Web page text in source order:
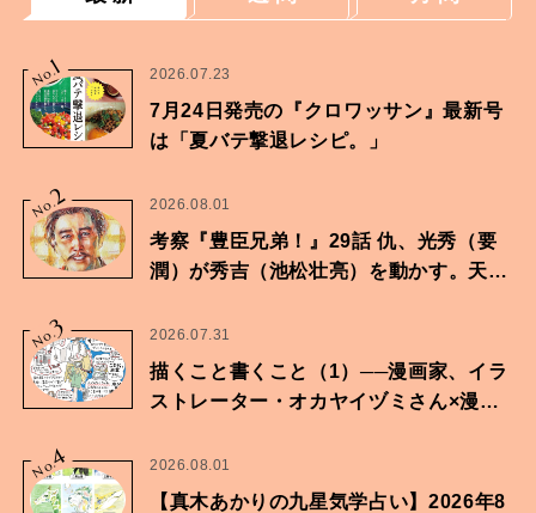
No.
1 2026.07.23
7月24日発売の『クロワッサン』最新号
は「夏バテ撃退レシピ。」
No.2 2026.08.01
考察『豊臣兄弟！』29話 仇、光秀（要
潤）が秀吉（池松壮亮）を動かす。天下
No.
3 2026.07.31
描くこと書くこと（1）──漫画家、イラ
ストレーター・オカヤイヅミさん×漫画
No.
4 2026.08.01
【真木あかりの九星気学占い】2026年8